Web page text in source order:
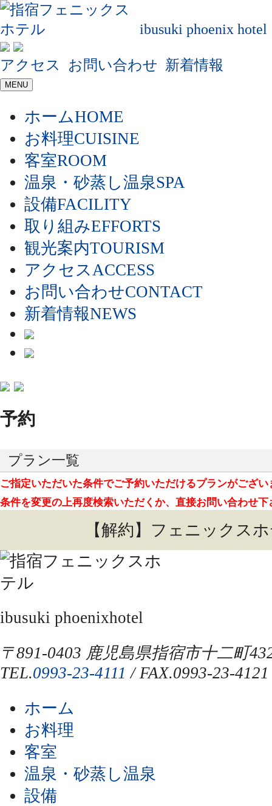
ibusuki phoenix hotel
アクセス お問い合わせ 新着情報
MENU
ホームHOME
お料理CUISINE
客室ROOM
温泉・砂蒸し温泉SPA
設備FACILITY
取り組みEFFORTS
観光案内TOURISM
アクセスACCESS
お問い合わせCONTACT
新着情報NEWS
予約
プラン一覧
ご指定いただいた条件でご予約いただけるプランがござい
条件を変更の上再度検索いただくか、直接お問い合わせ下
【解約】フェニックス
ibusuki phoenixhotel
〒891-0403 鹿児島県指宿市十二町
TEL.0993-23-4111 / FAX.0993-23-4121
ホーム
お料理
客室
温泉・砂蒸し温泉
設備